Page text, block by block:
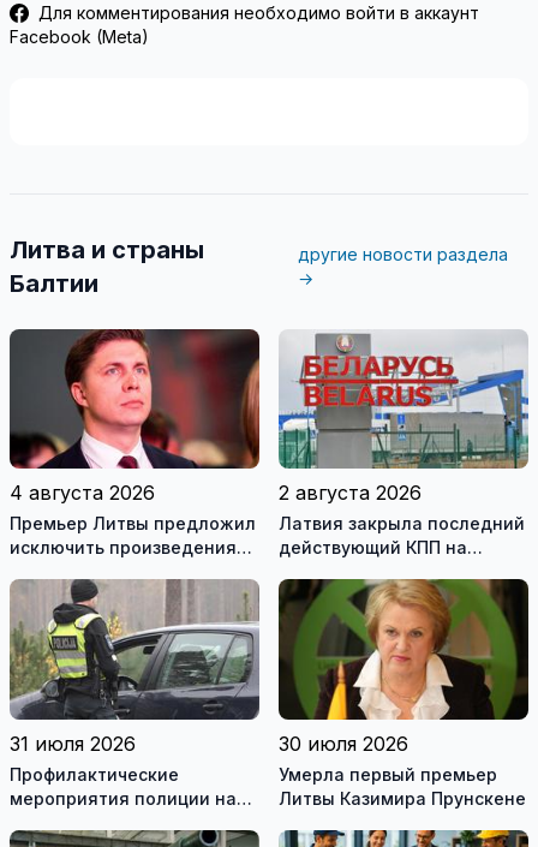
Для комментирования необходимо войти в аккаунт
Facebook (Meta)
Литва и страны
Балтии
другие новости раздела
→
4 августа 2026
Премьер Литвы предложил
исключить произведения
рекомендуемой
литературы
2 августа 2026
Латвия закрыла последний
действующий КПП на
31 июля 2026
Профилактические
мероприятия полиции на
30 июля 2026
Умерла первый премьер
Литвы Казимира Прунскене